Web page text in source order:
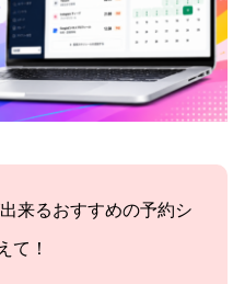
来るおすすめの予約シ
て！